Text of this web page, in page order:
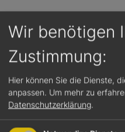
Wir benötigen
Zustimmung:
Hier können Sie die Dienste,
anpassen. Um mehr zu
Datenschutzerklärung.